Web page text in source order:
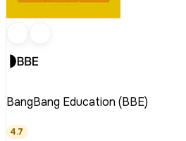
BangBang Education (BBE)
4.7